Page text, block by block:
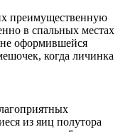
преимущественную
в спальных местах
не оформившейся
когда личинка
из яиц полутора